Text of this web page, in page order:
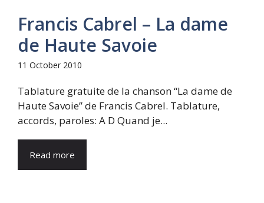
Francis Cabrel – La dame
de Haute Savoie
11 October 2010
Tablature gratuite de la chanson “La dame de
Haute Savoie” de Francis Cabrel. Tablature,
accords, paroles: A D Quand je...
Read more